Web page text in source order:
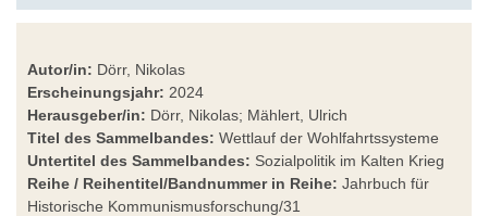
Autor/in: Dörr, Nikolas
Erscheinungsjahr: 2024
Herausgeber/in: Dörr, Nikolas; Mählert, Ulrich
Titel des Sammelbandes: Wettlauf der Wohlfahrtssysteme
Untertitel des Sammelbandes: Sozialpolitik im Kalten Krieg
Reihe / Reihentitel/Bandnummer in Reihe: Jahrbuch für
Historische Kommunismusforschung/31